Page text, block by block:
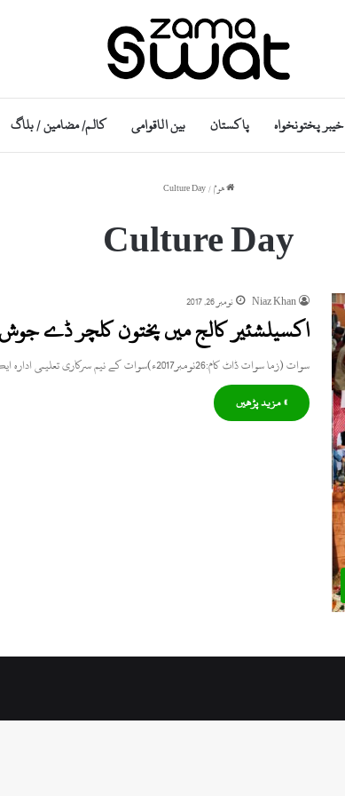
خیبر پختونخواہ پاکستان بین الاقوامی کالم/ مضامین / بلاگ
ھوم/
Culture Day
Culture Day
Niaz Khan نومبر 26, 2017
اکسیلشئیر کالج میں پختون کلچر ڈے
سوات (زما سوات ڈاٹ کام:26نومبر2017ء)سوات کے نیم سرکاری تعلیمی ادارہ ایکسیلشئیر کالج میں پہلی بار پشتون کلچرل ڈے کا انعقاد…
» مزید پڑھیں